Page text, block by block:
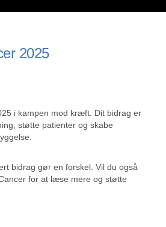
2025
i kampen mod kræft. Dit bidrag er
støtte patienter og skabe
bidrag gør en forskel. Vil du også
for at læse mere og støtte